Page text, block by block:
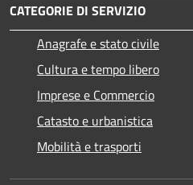
CATEGORIE DI SERVIZIO
Anagrafe e stato civile
Cultura e tempo libero
Imprese e Commercio
Catasto e urbanistica
Mobilità e trasporti